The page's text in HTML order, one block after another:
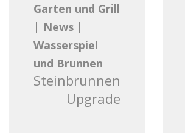
Garten und Grill
| News |
Wasserspiel
und Brunnen
Steinbrunnen
Upgrade